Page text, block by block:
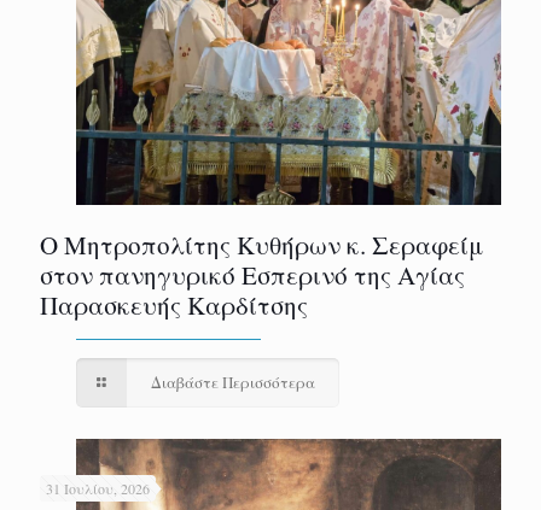
Ο Μητροπολίτης Κυθήρων κ. Σεραφείμ
στον πανηγυρικό Εσπερινό της Αγίας
Παρασκευής Καρδίτσης
Διαβάστε Περισσότερα
31 Ιουλίου, 2026